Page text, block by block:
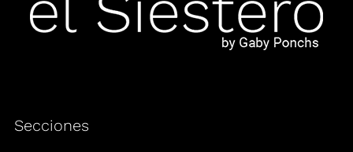
Secciones